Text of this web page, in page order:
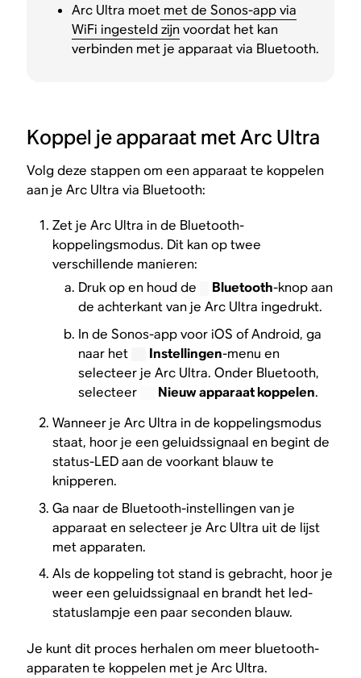
Arc Ultra moet met de Sonos-app via
WiFi ingesteld zijnvoordat het kan
verbinden met je apparaat via Bluetooth.
Koppel je apparaat met Arc Ultra
Volg deze stappen om een apparaat te koppelen
aan je Arc Ultra via Bluetooth:
Zet je Arc Ultra in de Bluetooth-
koppelingsmodus. Dit kan op twee
verschillende manieren:
Druk op en houd de
Bluetooth-knop aan
de achterkant van je Arc Ultra ingedrukt.
In de Sonos-app voor iOS of Android, ga
naar het
Instellingen-menu en
selecteer je Arc Ultra. Onder Bluetooth,
selecteer
Nieuw apparaat koppelen.
Wanneer je Arc Ultra in de koppelingsmodus
staat, hoor je een geluidssignaal en begint de
status-LED aan de voorkant blauw te
knipperen.
Ga naar de Bluetooth-instellingen van je
apparaat en selecteer je Arc Ultra uit de lijst
met apparaten.
Als de koppeling tot stand is gebracht, hoor je
weer een geluidssignaal en brandt het led-
statuslampje een paar seconden blauw.
Je kunt dit proces herhalen om meer bluetooth-
apparaten te koppelen met je Arc Ultra.